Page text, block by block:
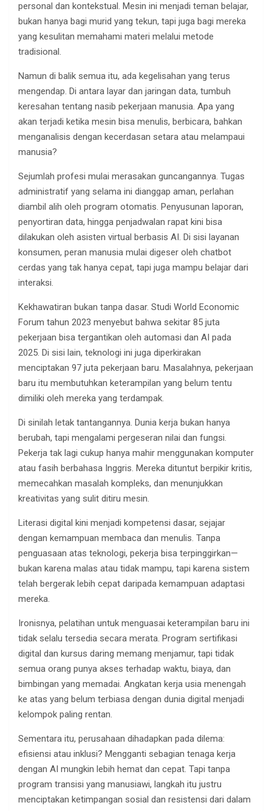
personal dan kontekstual. Mesin ini menjadi teman belajar,
bukan hanya bagi murid yang tekun, tapi juga bagi mereka
yang kesulitan memahami materi melalui metode
tradisional.
Namun di balik semua itu, ada kegelisahan yang terus
mengendap. Di antara layar dan jaringan data, tumbuh
keresahan tentang nasib pekerjaan manusia. Apa yang
akan terjadi ketika mesin bisa menulis, berbicara, bahkan
menganalisis dengan kecerdasan setara atau melampaui
manusia?
Sejumlah profesi mulai merasakan guncangannya. Tugas
administratif yang selama ini dianggap aman, perlahan
diambil alih oleh program otomatis. Penyusunan laporan,
penyortiran data, hingga penjadwalan rapat kini bisa
dilakukan oleh asisten virtual berbasis AI. Di sisi layanan
konsumen, peran manusia mulai digeser oleh chatbot
cerdas yang tak hanya cepat, tapi juga mampu belajar dari
interaksi.
Kekhawatiran bukan tanpa dasar. Studi World Economic
Forum tahun 2023 menyebut bahwa sekitar 85 juta
pekerjaan bisa tergantikan oleh automasi dan AI pada
2025. Di sisi lain, teknologi ini juga diperkirakan
menciptakan 97 juta pekerjaan baru. Masalahnya, pekerjaan
baru itu membutuhkan keterampilan yang belum tentu
dimiliki oleh mereka yang terdampak.
Di sinilah letak tantangannya. Dunia kerja bukan hanya
berubah, tapi mengalami pergeseran nilai dan fungsi.
Pekerja tak lagi cukup hanya mahir menggunakan komputer
atau fasih berbahasa Inggris. Mereka dituntut berpikir kritis,
memecahkan masalah kompleks, dan menunjukkan
kreativitas yang sulit ditiru mesin.
Literasi digital kini menjadi kompetensi dasar, sejajar
dengan kemampuan membaca dan menulis. Tanpa
penguasaan atas teknologi, pekerja bisa terpinggirkan—
bukan karena malas atau tidak mampu, tapi karena sistem
telah bergerak lebih cepat daripada kemampuan adaptasi
mereka.
Ironisnya, pelatihan untuk menguasai keterampilan baru ini
tidak selalu tersedia secara merata. Program sertifikasi
digital dan kursus daring memang menjamur, tapi tidak
semua orang punya akses terhadap waktu, biaya, dan
bimbingan yang memadai. Angkatan kerja usia menengah
ke atas yang belum terbiasa dengan dunia digital menjadi
kelompok paling rentan.
Sementara itu, perusahaan dihadapkan pada dilema:
efisiensi atau inklusi? Mengganti sebagian tenaga kerja
dengan AI mungkin lebih hemat dan cepat. Tapi tanpa
program transisi yang manusiawi, langkah itu justru
menciptakan ketimpangan sosial dan resistensi dari dalam